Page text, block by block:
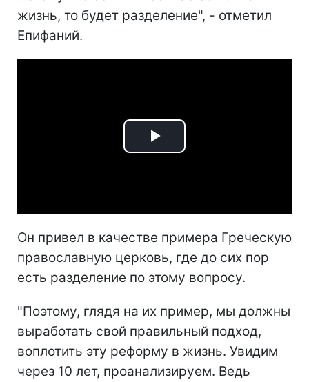
жизнь, то будет разделение", - отметил
Епифаний.
Play
Он привел в качестве примера Греческую
православную церковь, где до сих пор
есть разделение по этому вопросу.
"Поэтому, глядя на их пример, мы должны
выработать свой правильный подход,
воплотить эту реформу в жизнь. Увидим
через 10 лет, проанализируем. Ведь